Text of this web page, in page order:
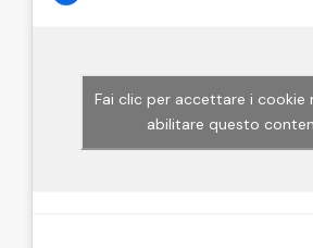
Fai clic per accettare i cookie
abilitare questo